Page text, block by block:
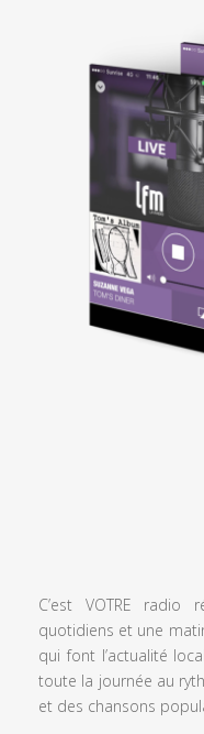
C’est VOTRE radio
quotidiens et une
qui font l’actualité
toute la journée au
et des chansons